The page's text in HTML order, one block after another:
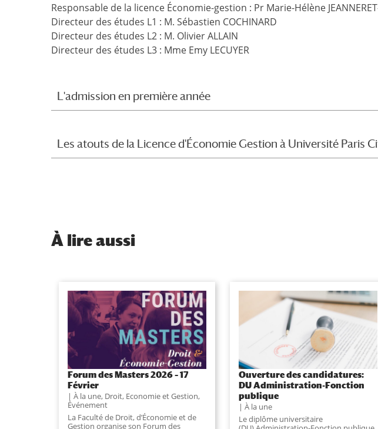
Responsable de la licence Économie-gestion : Pr Marie-Hélène
Directeur des études L1 : M. Sébastien COCHINARD
Directeur des études L2 : M. Olivier ALLAIN
Directeur des études L3 : Mme Emy LECUYER
L'admission en première année
Les atouts de la Licence d'Économie Gestion à Université Paris
À lire aussi
Forum des Masters 2026 – 17
Février
À la une, Droit, Economie et Gestion,
Événement
La Faculté de Droit, d’Économie et de
Gestion organise son Forum des
Ouverture des candidatures:
DU Administration-Fonction
publique
À la une
Le diplôme universitaire